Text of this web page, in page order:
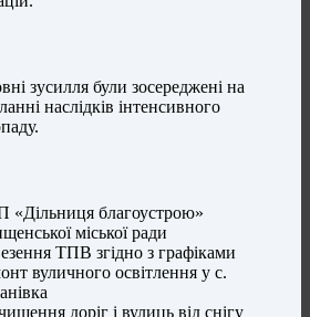
зусилля були зосереджені на
наслідків інтенсивного
«Дільниця благоустрою»
міської ради
ТПВ згідно з графіками
вуличного освітлення у с.
доріг і вулиць від снігу